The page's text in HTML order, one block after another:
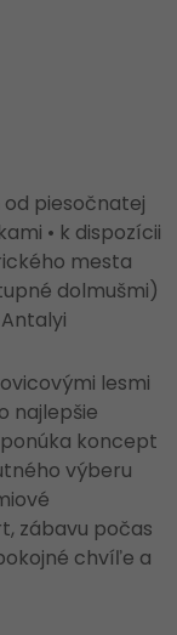
piesočnatej
• k dispozícii
mesta
dolmušmi)
lesmi
najlepšie
koncept
výberu
zábavu počas
chvíľe a